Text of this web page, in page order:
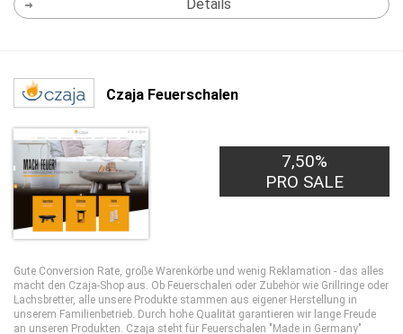
Details
Czaja Feuerschalen
7,50%
PRO SALE
Gute Conversion Rate, große Warenkörbe und wenig Reklamation - das alles
macht den Czaja-Shop aus. Ob Feuerschalen oder Zubehör wie Grillringe oder
Lachsbretter, alle unsere Produkte stammen aus eigener Herstellung in
unserem Familienbetrieb. Durch hohe Qualität garantieren wir lange Freude
an unseren Produkten. Czaja steht für Feuerschalen "Made in Germany"